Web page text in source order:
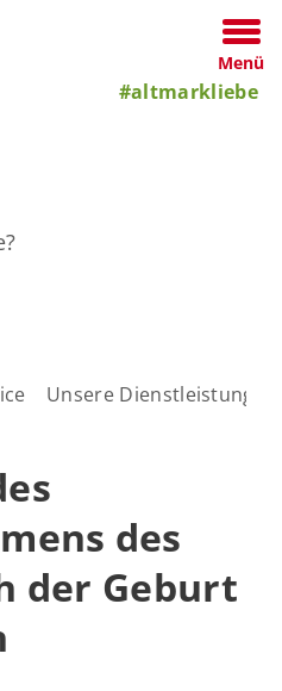
Menü
#altmarkliebe
Unsere Dienstleistungen
des
der Geburt